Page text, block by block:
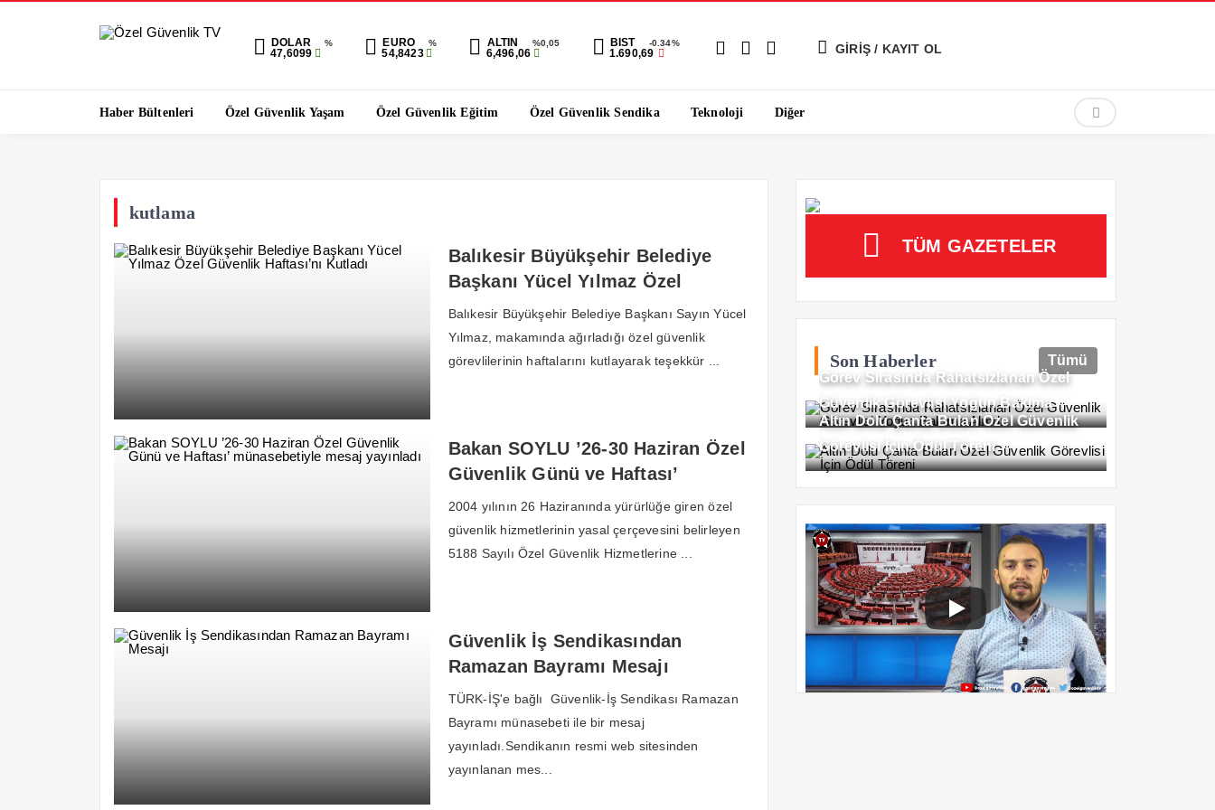
DOLAR %
47,6099
EURO %
54,8423
ALTIN %0,05
6,496,06
BIST -0.34%
1.690,69 GİRİŞ / KAYIT OL
Haber Bültenleri Özel Güvenlik Yaşam Özel Güvenlik Eğitim Özel Güvenlik Sendika Teknoloji Diğer
kutlama
Balıkesir Büyükşehir Belediye
Başkanı Yücel Yılmaz Özel
Güvenlik Haftası’nı Kutladı
Balıkesir Büyükşehir Belediye Başkanı Sayın Yücel
Yılmaz, makamında ağırladığı özel güvenlik
görevlilerinin haftalarını kutlayarak teşekkür ...
Bakan SOYLU ’26-30 Haziran Özel
Güvenlik Günü ve Haftası’
münasebetiyle mesaj yayınladı
2004 yılının 26 Haziranında yürürlüğe giren özel
güvenlik hizmetlerinin yasal çerçevesini belirleyen
5188 Sayılı Özel Güvenlik Hizmetlerine ...
Güvenlik İş Sendikasından
Ramazan Bayramı Mesajı
TÜRK-İŞ'e bağlı Güvenlik-İş Sendikası Ramazan
Bayramı münasebeti ile bir mesaj
yayınladı.Sendikanın resmi web sitesinden
yayınlanan mes...
TÜM GAZETELER
Son Haberler
Tümü
Görev Sırasında Rahatsızlanan Özel
Güvenlik Görevlisi Yoğun Bakıma
Alındı
Altın Dolu Çanta Bulan Özel Güvenlik
Görevlisi İçin Ödül Töreni